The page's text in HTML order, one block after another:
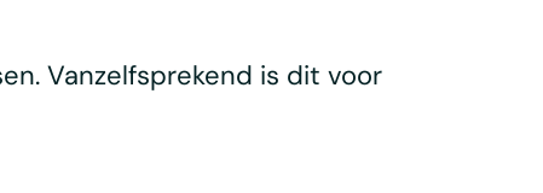
Vanzelfsprekend is dit voor